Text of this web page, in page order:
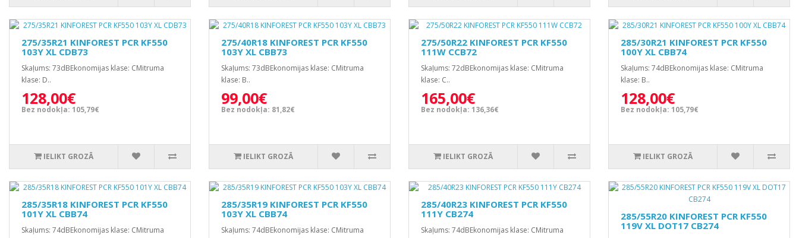
275/35R21 KINFOREST PCR KF550
103Y XL CDB73
Skaļums: 73dBEkonomijas klase: CMitruma
klase: D..
128,00€
Bez nodokļa: 105,79€
IELIKT GROZĀ
275/40R18 KINFOREST PCR KF550
103Y XL CBB73
Skaļums: 73dBEkonomijas klase: CMitruma
klase: B..
99,00€
Bez nodokļa: 81,82€
IELIKT GROZĀ
275/50R22 KINFOREST PCR KF550
111W CCB72
Skaļums: 72dBEkonomijas klase: CMitruma
klase: C..
165,00€
Bez nodokļa: 136,36€
IELIKT GROZĀ
285/30R21 KINFOREST PCR KF550
100Y XL CBB74
Skaļums: 74dBEkonomijas klase: CMitruma
klase: B..
128,00€
Bez nodokļa: 105,79€
IELIKT GROZĀ
285/35R18 KINFOREST PCR KF550
101Y XL CBB74
Skaļums: 74dBEkonomijas klase: CMitruma
285/35R19 KINFOREST PCR KF550
103Y XL CBB74
Skaļums: 74dBEkonomijas klase: CMitruma
285/40R23 KINFOREST PCR KF550
111Y CB274
Skaļums: 74dBEkonomijas klase: CMitruma
285/55R20 KINFOREST PCR KF550
119V XL DOT17 CB274